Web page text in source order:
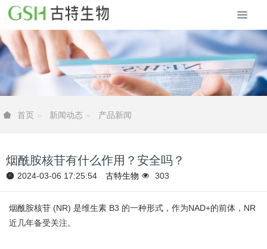
首页 新闻动态 产品新闻
烟酰胺核苷有什么作用？安全吗？
2024-03-06 17:25:54 古特生物 303
烟酰胺核苷 (NR) 是维生素 B3 的一种形式，作为NAD+的前体，NR
近几年备受关注。